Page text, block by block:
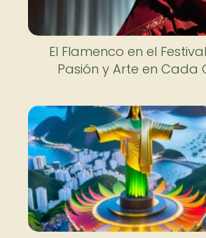
El Flamenco en el
Pasión y Arte en Cada